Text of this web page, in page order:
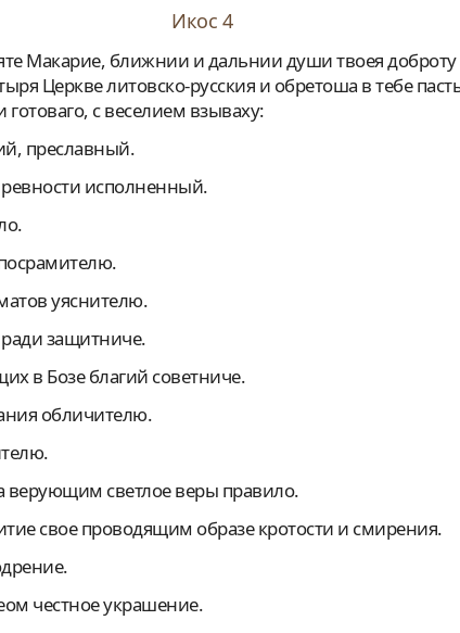
Икос 4
Церкве литовско-русския и обретоша в тебе
с веселием взываху:
преславный.
ревности исполненный.
уяснителю.
защитниче.
в Бозе благий советниче.
обличителю.
верующим светлое веры правило.
свое проводящим образе кротости и смирения.
честное украшение.